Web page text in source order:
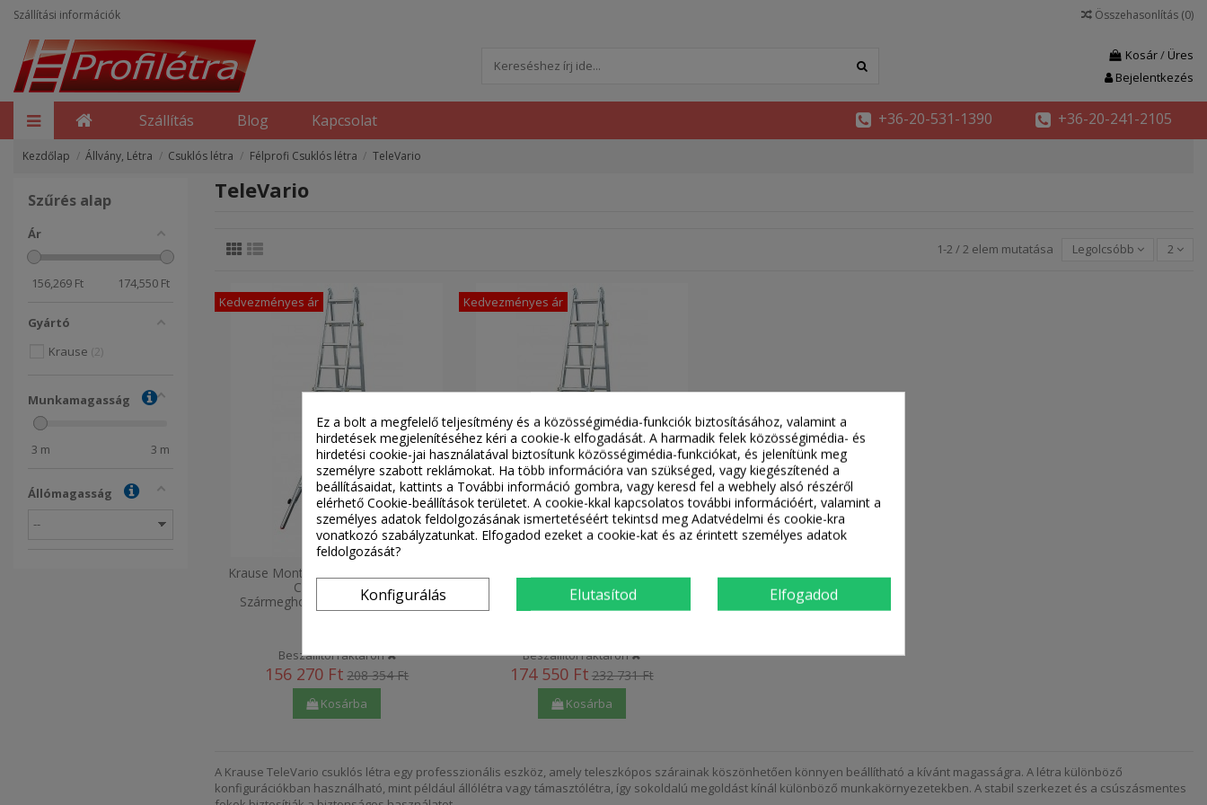
Szállítási információk Összehasonlítás (0)
Kosár/ Üres
Bejelentkezés
Szállítás Blog Kapcsolat +36-20-241-2105
+36-20-531-1390
Kezdőlap Állvány, Létra Csuklós létra Félprofi Csuklós létra TeleVario
TeleVario
1-2 / 2 elem mutatása Legolcsóbb 2
Kedvezményes ár
Krause Monto Televario Teleszkópos
CsuklósLétra 4
Szármeghosszabbítással 4X4 Fok
Beszállítói raktáron
156 270 Ft 208 354 Ft
Kosárba
Kedvezményes ár
Krause Monto Televario Teleszkópos
CsuklósLétra 4
Szármeghosszabbítással 4X5 Fok
Beszállítói raktáron
174 550 Ft 232 731 Ft
Kosárba
A Krause TeleVario csuklós létra egy professzionális eszköz, amely teleszkópos szárainak köszönhetően könnyen beállítható a kívánt magasságra. A létra különböző
konfigurációkban használható, mint például állólétra vagy támasztólétra, így sokoldalú megoldást kínál különböző munkakörnyezetekben. A stabil szerkezet és a csúszásmentes
Szűrés alap
Ár
156,269 Ft 174,550Ft
Gyártó
Krause 2
Munkamagasság
3 m 3 m
Állómagasság
Ez a bolt a megfelelő teljesítmény és a közösségimédia-funkciók biztosításához, valamint a
hirdetések megjelenítéséhez kéri a cookie-k elfogadását. A harmadik felek közösségimédia- és
hirdetési cookie-jai használatával biztosítunk közösségimédia-funkciókat, és jelenítünk meg
személyre szabott reklámokat. Ha több információra van szükséged, vagy kiegészítenéd a
beállításaidat, kattints a További információ gombra, vagy keresd fel a webhely alsó részéről
elérhető Cookie-beállítások területet. A cookie-kkal kapcsolatos további információért, valamint a
személyes adatok feldolgozásának ismertetéséért tekintsd meg Adatvédelmi és cookie-kra
vonatkozó szabályzatunkat. Elfogadod ezeket a cookie-kat és az érintett személyes adatok
feldolgozását?
Konfigurálás Elutasítod Elfogadod